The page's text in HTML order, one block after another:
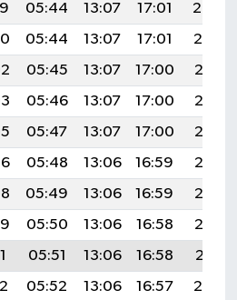
05:44 13:07 17:01
20:20
05:44 13:07 17:01
20:19
05:45 13:07 17:00
20:18
05:46 13:07 17:00
20:17
05:47 13:07 17:00
20:16
05:48 13:06 16:59
20:15
05:49 13:06 16:59
20:13
05:50 13:06 16:58
20:12
05:51 13:06 16:58
20:11
05:52 13:06 16:57
20:10